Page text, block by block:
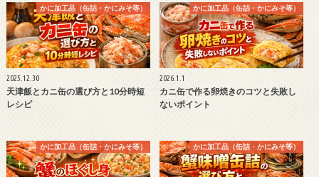
かに加工品（缶詰・かにみそ等）
2025.12.30
天津飯とカニ缶の選び方と10分時短
レシピ
かに加工品（缶詰・かにみそ等）
2026.1.1
カニ缶で作る卵焼きのコツと失敗し
ないポイント
かに加工品（缶詰・かにみそ等） かに加工品（缶詰・かにみそ等）